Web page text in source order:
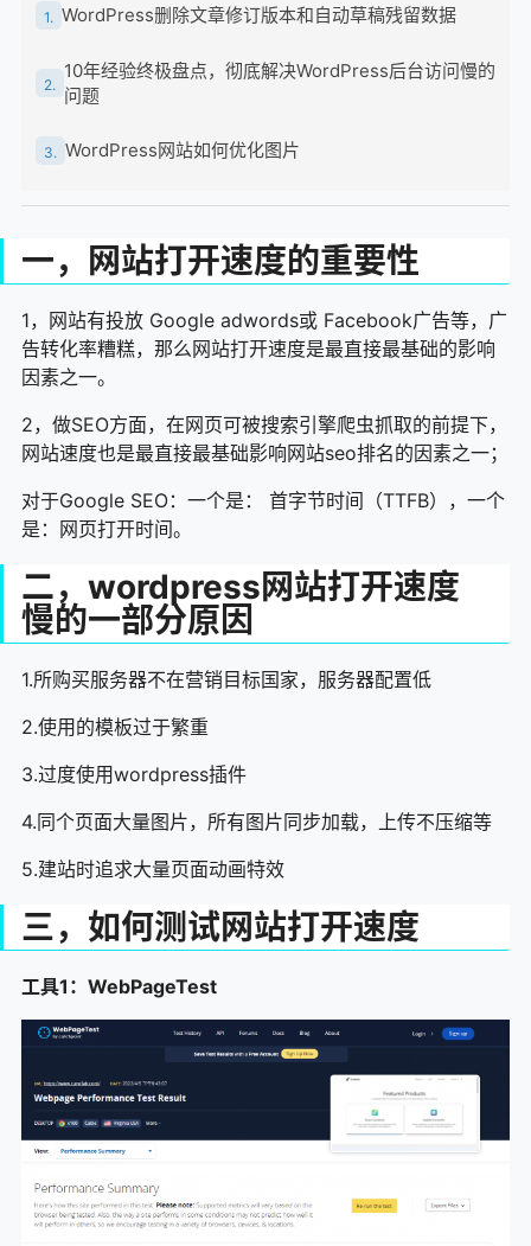
1. WordPress删除文章修订版本和自动草稿残留数据
2.
10年经验终极盘点，彻底解决WordPress后台访问慢的
问题
3. WordPress网站如何优化图片
一，网站打开速度的重要性
1，网站有投放 Google adwords或 Facebook广告等，广
告转化率糟糕，那么网站打开速度是最直接最基础的影响
因素之一。
2，做SEO方面，在网页可被搜索引擎爬虫抓取的前提下，
网站速度也是最直接最基础影响网站seo排名的因素之一；
对于Google SEO：一个是： 首字节时间（TTFB），一个
是：网页打开时间。
二，wordpress网站打开速度
慢的一部分原因
1.所购买服务器不在营销目标国家，服务器配置低
2.使用的模板过于繁重
3.过度使用wordpress插件
4.同个页面大量图片，所有图片同步加载，上传不压缩等
5.建站时追求大量页面动画特效
三，如何测试网站打开速度
工具1：WebPageTest